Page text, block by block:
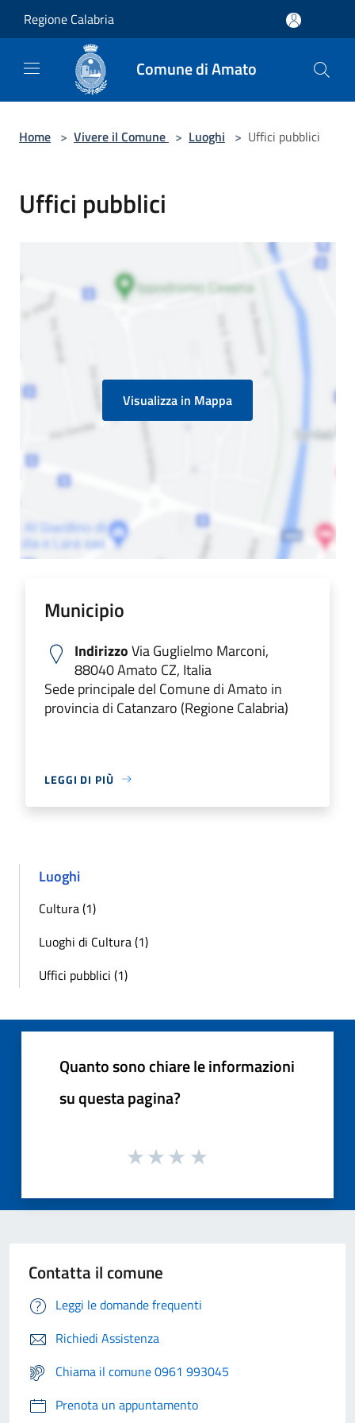
Regione Calabria
Comune di Amato
Home > Vivere il Comune > Luoghi > Uffici pubblici
Uffici pubblici
Visualizza in Mappa
Municipio
IndirizzoVia Guglielmo Marconi,
88040 Amato CZ, Italia
Sede principale del Comune di Amato in
provincia di Catanzaro (Regione Calabria)
LEGGI DI PIÙ
Luoghi
Cultura (1)
Luoghi di Cultura (1)
Uffici pubblici (1)
Quanto sono chiare le informazioni
su questa pagina?
Contatta il comune
Leggi le domande frequenti
Richiedi Assistenza
Chiama il comune 0961 993045
Prenota un appuntamento